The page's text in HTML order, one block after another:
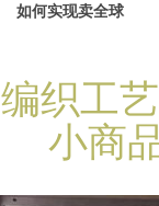
如何实现卖全球
编织工
小商